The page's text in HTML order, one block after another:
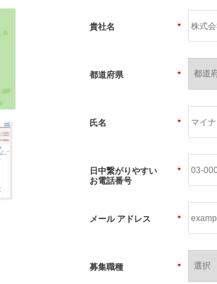
*
貴社名
*
都道府県
*
氏名
*
日中繋がりやすい
お電話番号
*
メール アドレス
*
募集職種